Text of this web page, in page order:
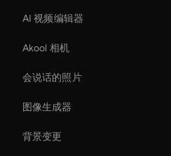
AI 视频编辑器
Akool 相机
会说话的照片
图像生成器
背景变更